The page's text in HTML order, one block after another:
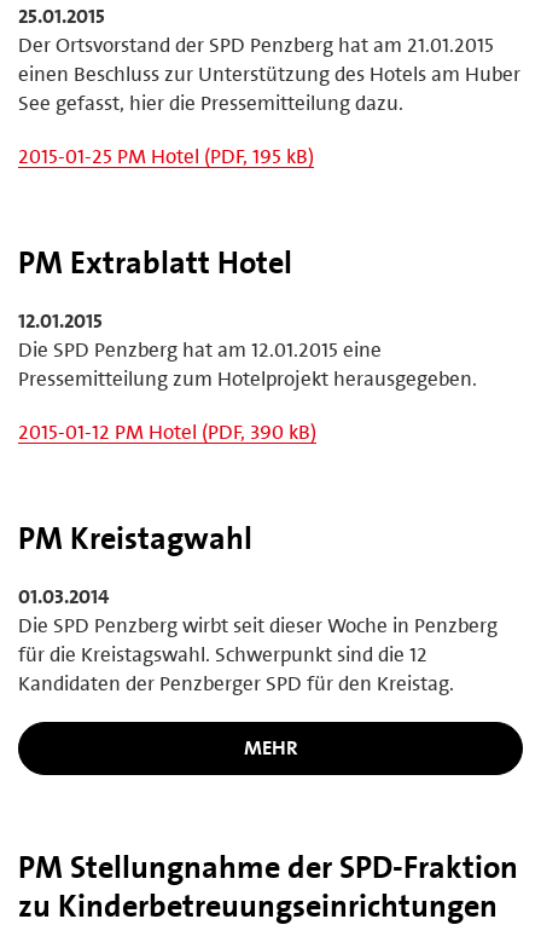
25.01.2015
Der Ortsvorstand der SPD Penzberg hat am 21.01.2015
einen Beschluss zur Unterstützung des Hotels am Huber
See gefasst, hier die Pressemitteilung dazu.
2015-01-25 PM Hotel (PDF, 195 kB)
PM Extrablatt Hotel
12.01.2015
Die SPD Penzberg hat am 12.01.2015 eine
Pressemitteilung zum Hotelprojekt herausgegeben.
2015-01-12 PM Hotel (PDF, 390 kB)
PM Kreistagwahl
01.03.2014
Die SPD Penzberg wirbt seit dieser Woche in Penzberg
für die Kreistagswahl. Schwerpunkt sind die 12
Kandidaten der Penzberger SPD für den Kreistag.
MEHR
PM Stellungnahme der SPD-Fraktion
zu Kinderbetreuungseinrichtungen